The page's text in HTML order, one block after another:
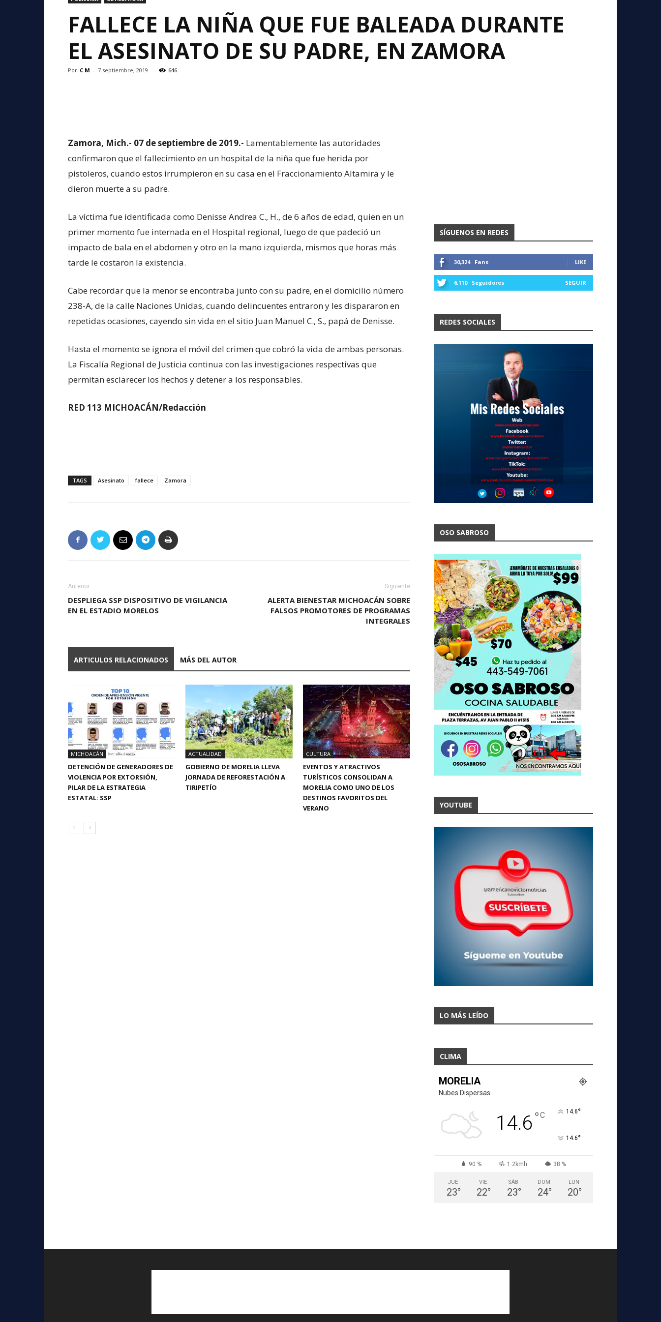
FALLECE LA NIÑA QUE FUE BALEADA DURANTE
EL ASESINATO DE SU PADRE, EN ZAMORA
Por C M - 7 septiembre, 2019 646
Zamora, Mich.- 07 de septiembre de 2019.- Lamentablemente las autoridades
confirmaron que el fallecimiento en un hospital de la niña que fue herida por
pistoleros, cuando estos irrumpieron en su casa en el Fraccionamiento Altamira y le
dieron muerte a su padre.
La víctima fue identificada como Denisse Andrea C., H., de 6 años de edad, quien en un
primer momento fue internada en el Hospital regional, luego de que padeció un
impacto de bala en el abdomen y otro en la mano izquierda, mismos que horas más
tarde le costaron la existencia.
Cabe recordar que la menor se encontraba junto con su padre, en el domicilio número
238-A, de la calle Naciones Unidas, cuando delincuentes entraron y les dispararon en
repetidas ocasiones, cayendo sin vida en el sitio Juan Manuel C., S., papá de Denisse.
Hasta el momento se ignora el móvil del crimen que cobró la vida de ambas personas.
La Fiscalía Regional de Justicia continua con las investigaciones respectivas que
permitan esclarecer los hechos y detener a los responsables.
RED 113 MICHOACÁN/Redacción
TAGS Asesinato fallece Zamora
Anterior
DESPLIEGA SSP DISPOSITIVO DE VIGILANCIA
EN EL ESTADIO MORELOS
Siguiente
ALERTA BIENESTAR MICHOACÁN SOBRE
FALSOS PROMOTORES DE PROGRAMAS
INTEGRALES
ARTICULOS RELACIONADOS MÁS DEL AUTOR
MICHOACÁN
DETENCIÓN DE GENERADORES DE
VIOLENCIA POR EXTORSIÓN,
PILAR DE LA ESTRATEGIA
ESTATAL: SSP
ACTUALIDAD
GOBIERNO DE MORELIA LLEVA
JORNADA DE REFORESTACIÓN A
TIRIPETÍO
CULTURA
EVENTOS Y ATRACTIVOS
TURÍSTICOS CONSOLIDAN A
MORELIA COMO UNO DE LOS
DESTINOS FAVORITOS DEL
VERANO
SÍGUENOS EN REDES
30,324 Fans LIKE
6,110 Seguidores SEGUIR
REDES SOCIALES
OSO SABROSO
YOUTUBE
LO MÁS LEÍDO
CLIMA
MORELIA
Nubes Dispersas
14.6°C 14.6°
14.6°
90 % 1.2kmh 38 %
JUE
23°
VIE
22°
SÁB
23°
DOM
24°
LUN
20°